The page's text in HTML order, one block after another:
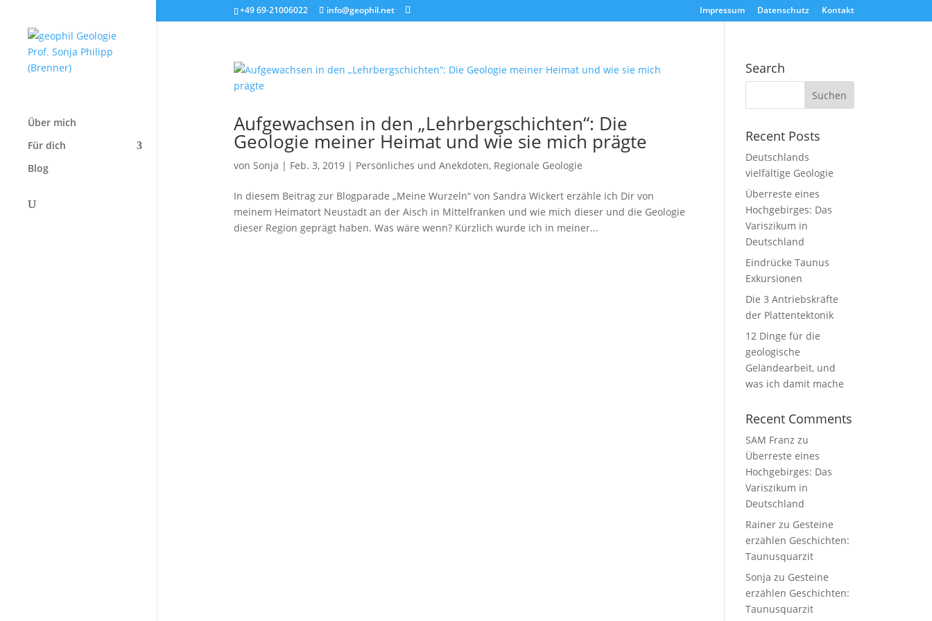
+49 69-21006022 info@geophil.net Impressum Datenschutz Kontakt
Über mich
Für dich
Blog
Aufgewachsen in den „Lehrbergschichten“: Die
Geologie meiner Heimat und wie sie mich prägte
von Sonja | Feb. 3, 2019| Persönliches und Anekdoten, Regionale Geologie
In diesem Beitrag zur Blogparade „Meine Wurzeln“ von Sandra Wickert erzähle ich Dir von
meinem Heimatort Neustadt an der Aisch in Mittelfranken und wie mich dieser und die Geologie
dieser Region geprägt haben. Was wäre wenn? Kürzlich wurde ich in meiner...
Search
Recent Posts
Deutschlands
vielfältige Geologie
Überreste eines
Hochgebirges: Das
Variszikum in
Deutschland
Eindrücke Taunus
Exkursionen
Die 3 Antriebskräfte
der Plattentektonik
12 Dinge für die
geologische
Geländearbeit, und
was ich damit mache
Recent Comments
SAM Franz zu
Überreste eines
Hochgebirges: Das
Variszikum in
Deutschland
Rainer zu Gesteine
erzählen Geschichten:
Taunusquarzit
Sonja zu Gesteine
erzählen Geschichten:
Taunusquarzit